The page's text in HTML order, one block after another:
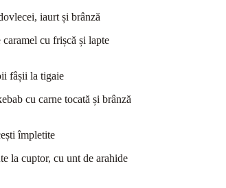
iaurt și brânză
caramel cu frișcă și lapte
fâșii la tigaie
cu carne tocată și brânză
împletite
la cuptor, cu unt de arahide